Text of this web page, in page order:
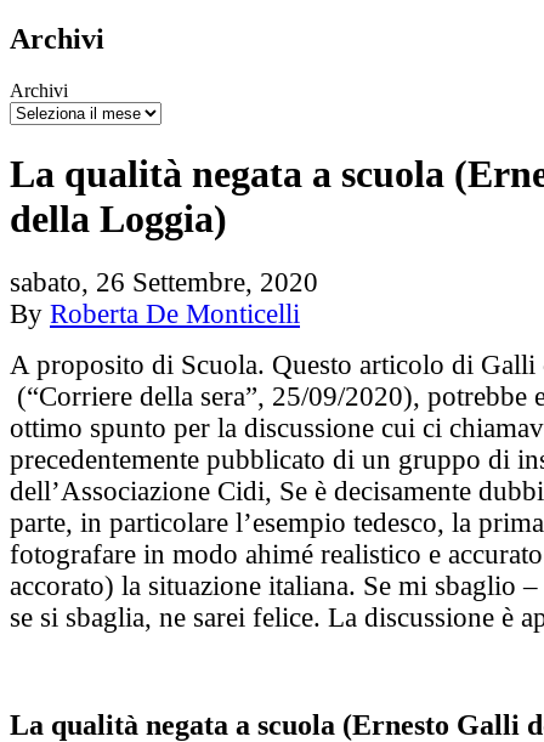
Archivi
Archivi
La qualità negata a scuola
della Loggia)
sabato, 26 Settembre, 2020
By Roberta De Monticelli
A proposito di Scuola. Questo articolo di Galli
(“Corriere della sera”, 25/09/2020), potrebbe
ottimo spunto per la discussione cui ci
precedentemente pubblicato di un gruppo di
dell’Associazione Cidi, Se è decisamente
parte, in particolare l’esempio tedesco, la
fotografare in modo ahimé realistico e
accorato) la situazione italiana. Se mi sbaglio
se si sbaglia, ne sarei felice. La discussione è
La qualità negata a scuola (Ernesto Galli